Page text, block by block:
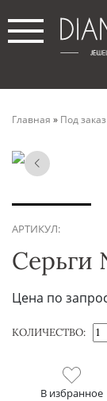
Главная » Под заказ
АРТИКУЛ:
Серьги
Цена по
КОЛИЧЕСТВО:
В избранное